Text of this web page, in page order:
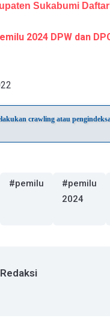
Sukabumi
2024 DPW dan
crawling atau
#pemilu
#pemilu
2024